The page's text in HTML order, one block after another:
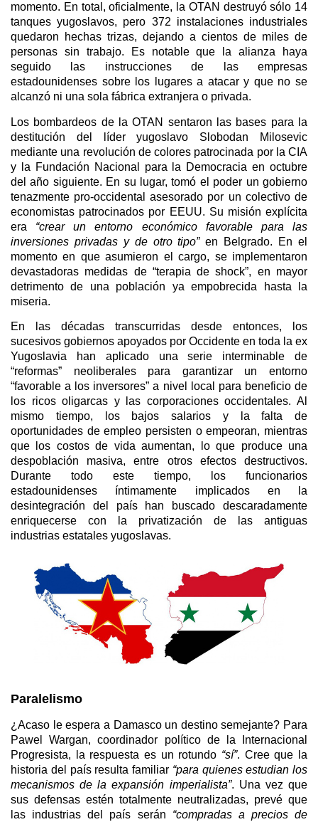
momento. En total, oficialmente, la OTAN destruyó sólo 14
tanques yugoslavos, pero 372 instalaciones industriales
quedaron hechas trizas, dejando a cientos de miles de
personas sin trabajo. Es notable que la alianza haya
seguido las instrucciones de las empresas
estadounidenses sobre los lugares a atacar y que no se
alcanzó ni una sola fábrica extranjera o privada.
Los bombardeos de la OTAN sentaron las bases para la
destitución del líder yugoslavo Slobodan Milosevic
mediante una revolución de colores patrocinada por la CIA
y la Fundación Nacional para la Democracia en octubre
del año siguiente. En su lugar, tomó el poder un gobierno
tenazmente pro-occidental asesorado por un colectivo de
economistas patrocinados por EEUU. Su misión explícita
era “crear un entorno económico favorable para las
inversiones privadas y de otro tipo”en Belgrado. En el
momento en que asumieron el cargo, se implementaron
devastadoras medidas de “terapia de shock”, en mayor
detrimento de una población ya empobrecida hasta la
miseria.
En las décadas transcurridas desde entonces, los
sucesivos gobiernos apoyados por Occidente en toda la ex
Yugoslavia han aplicado una serie interminable de
“reformas” neoliberales para garantizar un entorno
“favorable a los inversores” a nivel local para beneficio de
los ricos oligarcas y las corporaciones occidentales. Al
mismo tiempo, los bajos salarios y la falta de
oportunidades de empleo persisten o empeoran, mientras
que los costos de vida aumentan, lo que produce una
despoblación masiva, entre otros efectos destructivos.
Durante todo este tiempo, los funcionarios
estadounidenses íntimamente implicados en la
desintegración del país han buscado descaradamente
enriquecerse con la privatización de las antiguas
industrias estatales yugoslavas.
Paralelismo
¿Acaso le espera a Damasco un destino semejante? Para
Pawel Wargan, coordinador político de la Internacional
Progresista, la respuesta es un rotundo “sí”. Cree que la
historia del país resulta familiar “para quienes estudian los
mecanismos de la expansión imperialista”. Una vez que
sus defensas estén totalmente neutralizadas, prevé que
las industrias del país serán “compradas a precios de